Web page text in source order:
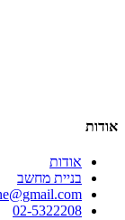
אודות
אודות
בניית מחשב
02-5322208